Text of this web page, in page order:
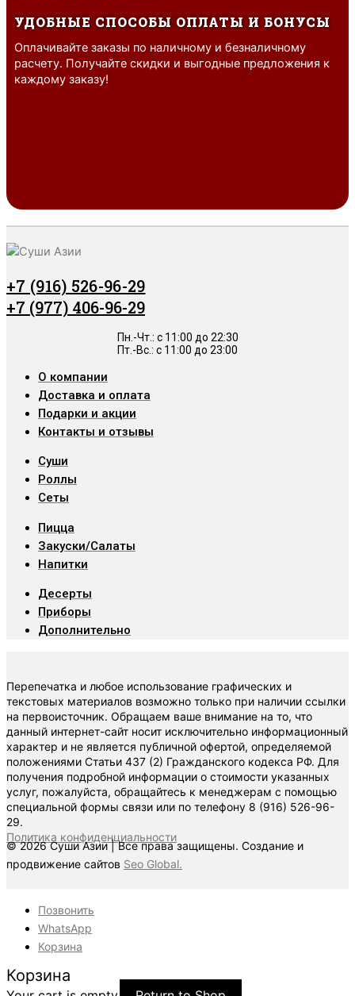
УДОБНЫЕ СПОСОБЫ ОПЛАТЫ И БОНУСЫ
Оплачивайте заказы по наличному и безналичному
расчету. Получайте скидки и выгодные предложения к
каждому заказу!
+7 (916) 526-96-29
+7 (977) 406-96-29
Пн.-Чт.: c 11:00 до 22:30
Пт.-Вс.: с 11:00 до 23:00
О компании
Доставка и оплата
Подарки и акции
Контакты и отзывы
Суши
Роллы
Сеты
Пицца
Закуски/Салаты
Напитки
Десерты
Приборы
Дополнительно
Перепечатка и любое использование графических и
текстовых материалов возможно только при наличии ссылки
на первоисточник. Обращаем ваше внимание на то, что
данный интернет-сайт носит исключительно информационный
характер и не является публичной офертой, определяемой
положениями Статьи 437 (2) Гражданского кодекса РФ. Для
получения подробной информации о стоимости указанных
услуг, пожалуйста, обращайтесь к менеджерам с помощью
специальной формы связи или по телефону 8 (916) 526-96-
29.
Политика конфиденциальности
© 2026 Суши Азии | Все права защищены. Создание и
продвижение сайтов Seo Global.
Позвонить
WhatsApp
Корзина
Корзина